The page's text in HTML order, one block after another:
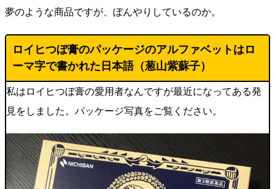
夢のような商品ですが、ぼんやりしているのか。
ロイヒつぼ膏のパッケージのアルファベットはロ
ーマ字で書かれた日本語（葱山紫蘇子）
私はロイヒつぼ膏の愛用者なんですが最近になってある発
見をしました。パッケージ写真をご覧ください。